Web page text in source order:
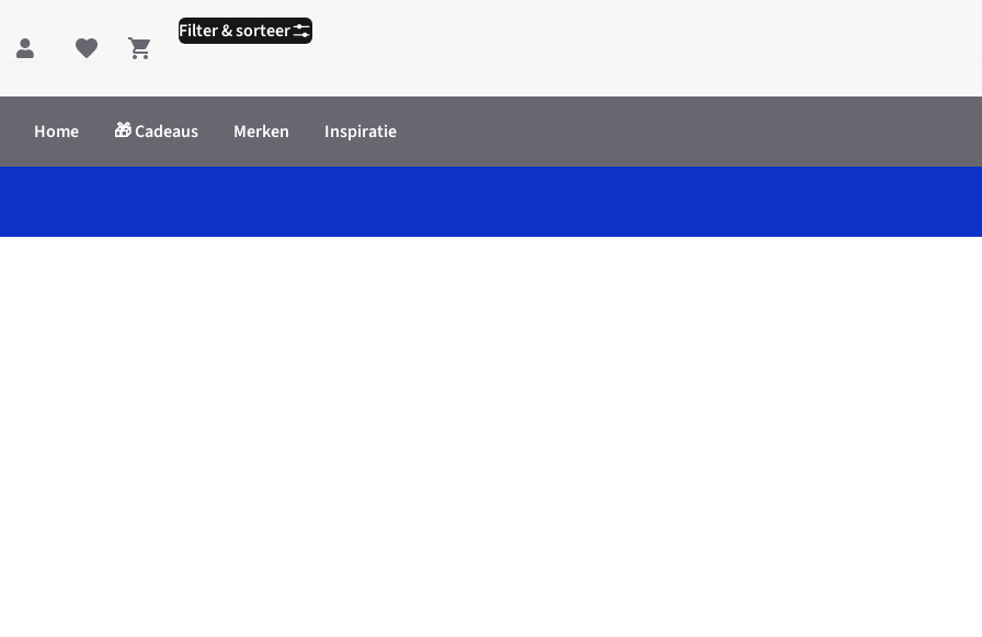
Shopping cart
Home 🎁 Cadeaus Merken Inspiratie
Filter & sorteer